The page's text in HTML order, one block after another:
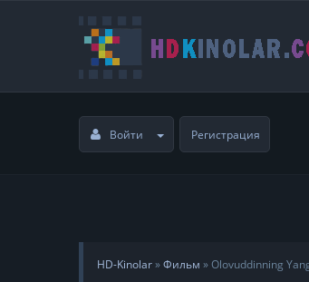
Войти Регистрация
HD-Kinolar»Фильм »Olovuddinning